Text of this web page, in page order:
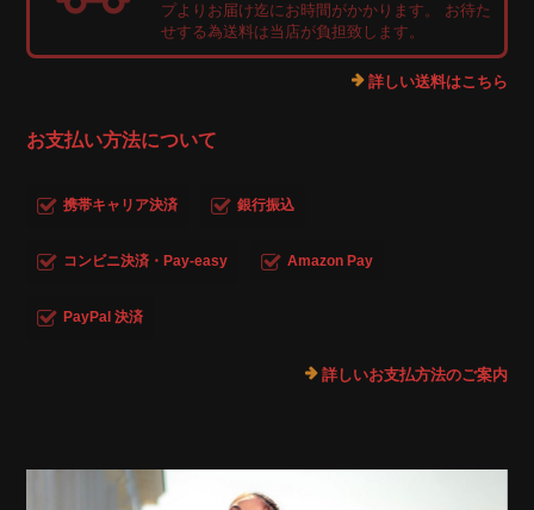
プよりお届け迄にお時間がかかります。 お待た
せする為送料は当店が負担致します。
詳しい送料はこちら
お支払い方法について
携帯キャリア決済 銀行振込
コンビニ決済・Pay-easy Amazon Pay
PayPal 決済
詳しいお支払方法のご案内